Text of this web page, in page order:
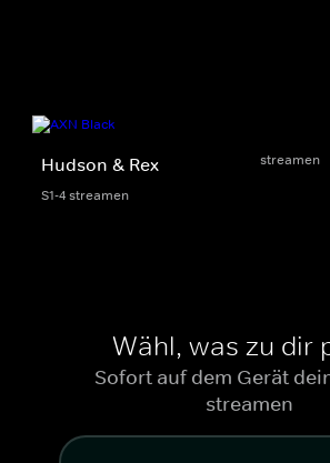
Hudson & Rex
S1-4 streamen
streamen
Wähl, was zu dir
Sofort auf dem Gerät
streamen